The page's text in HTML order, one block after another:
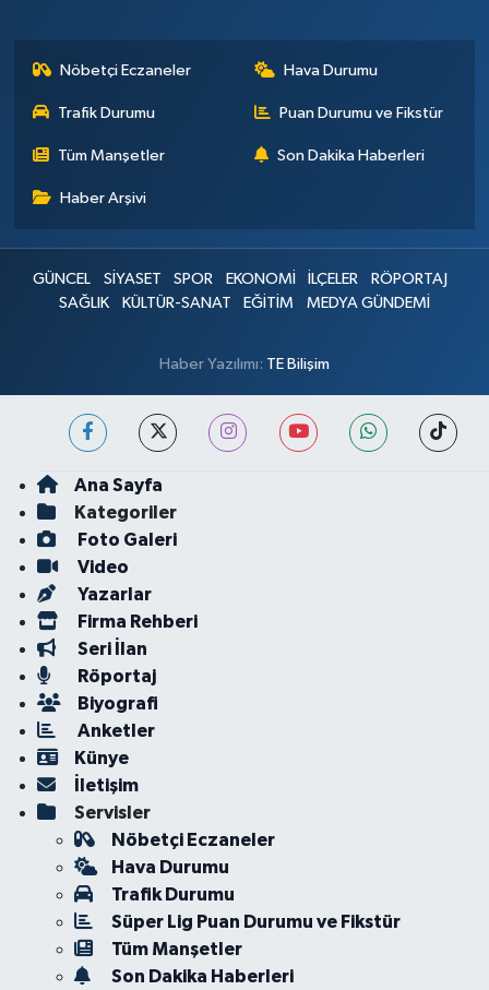
Nöbetçi Eczaneler Hava Durumu
Trafik Durumu Puan Durumu ve Fikstür
Tüm Manşetler Son Dakika Haberleri
Haber Arşivi
GÜNCEL SİYASET SPOR EKONOMİ İLÇELER
RÖPORTAJ
SAĞLIK
KÜLTÜR-SANAT EĞİTİM MEDYA GÜNDEMİ
Haber Yazılımı: TE Bilişim
Ana Sayfa
Kategoriler
Foto Galeri
Video
Yazarlar
Firma Rehberi
Seri İlan
Röportaj
Biyografi
Anketler
Künye
İletişim
Servisler
Nöbetçi Eczaneler
Hava Durumu
Trafik Durumu
Süper Lig Puan Durumu ve Fikstür
Tüm Manşetler
Son Dakika Haberleri